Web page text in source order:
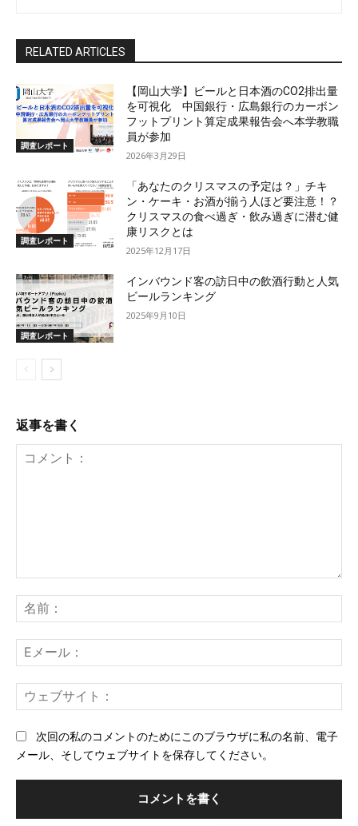
RELATED ARTICLES
調査レポート
【岡山大学】ビールと日本酒のCO2排出量
を可視化 中国銀行・広島銀行のカーボン
フットプリント算定成果報告会へ本学教職
員が参加
2026年3月29日
調査レポート
「あなたのクリスマスの予定は？」チキ
ン・ケーキ・お酒が揃う人ほど要注意！？
クリスマスの食べ過ぎ・飲み過ぎに潜む健
康リスクとは
2025年12月17日
調査レポート
インバウンド客の訪日中の飲酒行動と人気
ビールランキング
2025年9月10日
返事を書く
ン
ト：
前
メ
ー
ェ
次回の私のコメントのためにこのブラウザに私の名前、電子
メール、そしてウェブサイトを保存してください。